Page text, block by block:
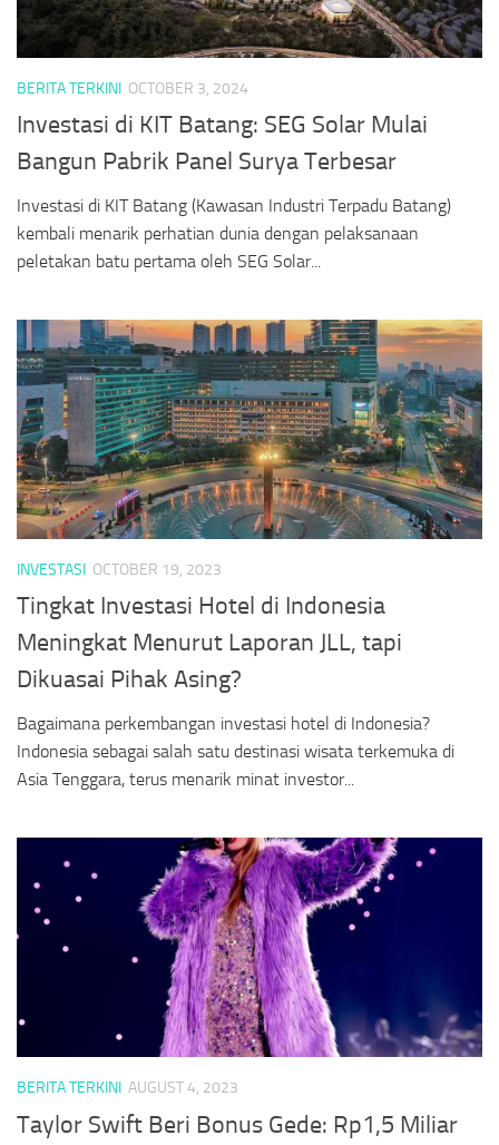
BERITA TERKINI OCTOBER 3, 2024
Investasi di KIT Batang: SEG Solar Mulai
Bangun Pabrik Panel Surya Terbesar
Investasi di KIT Batang (Kawasan Industri Terpadu Batang)
kembali menarik perhatian dunia dengan pelaksanaan
peletakan batu pertama oleh SEG Solar...
INVESTASI OCTOBER 19, 2023
Tingkat Investasi Hotel di Indonesia
Meningkat Menurut Laporan JLL, tapi
Dikuasai Pihak Asing?
Bagaimana perkembangan investasi hotel di Indonesia?
Indonesia sebagai salah satu destinasi wisata terkemuka di
Asia Tenggara, terus menarik minat investor...
BERITA TERKINI AUGUST 4, 2023
Taylor Swift Beri Bonus Gede: Rp1,5 Miliar